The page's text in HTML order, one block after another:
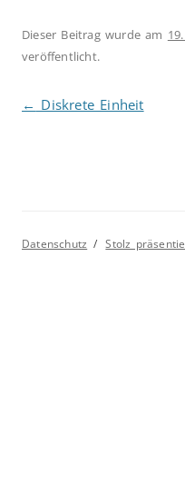
Dieser Beitrag wurde am
veröffentlicht.
Beitragsnavigation
← Diskrete Einheit
Datenschutz Stolz